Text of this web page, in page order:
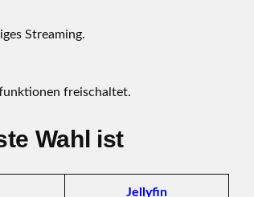
Streaming.
freischaltet.
Wahl ist
Jellyfin